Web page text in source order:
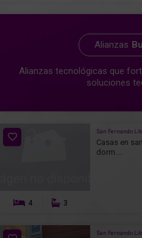
Alianzas
Alianzas tecnológicas que
soluciones
San Fernando
Casas en
dorm....
4 3
San Fernando